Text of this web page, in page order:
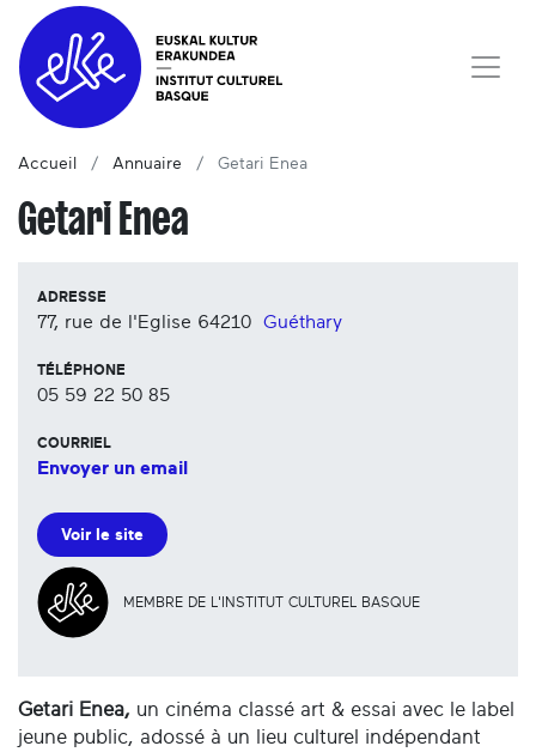
Accueil Annuaire Getari Enea
Getari Enea
ADRESSE
77, rue de l'Eglise 64210 Guéthary
TÉLÉPHONE
05 59 22 50 85
COURRIEL
Envoyer un email
Voir le site
MEMBRE DE L'INSTITUT CULTUREL BASQUE
Getari Enea, un cinéma classé art & essai avec le label
jeune public, adossé à un lieu culturel indépendant